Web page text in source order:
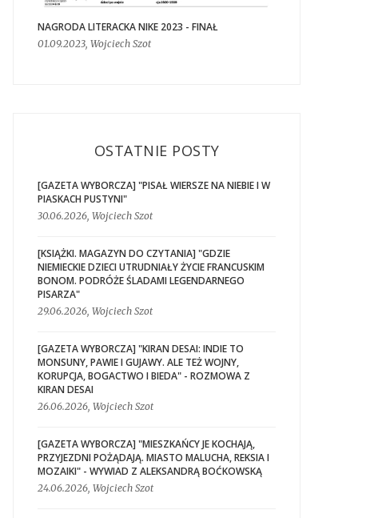
NAGRODA LITERACKA NIKE 2023 - FINAŁ
01.09.2023, Wojciech Szot
OSTATNIE POSTY
[GAZETA WYBORCZA] "PISAŁ WIERSZE NA NIEBIE I W
PIASKACH PUSTYNI"
30.06.2026, Wojciech Szot
[KSIĄŻKI. MAGAZYN DO CZYTANIA] "GDZIE
NIEMIECKIE DZIECI UTRUDNIAŁY ŻYCIE FRANCUSKIM
BONOM. PODRÓŻE ŚLADAMI LEGENDARNEGO
PISARZA"
29.06.2026, Wojciech Szot
[GAZETA WYBORCZA] "KIRAN DESAI: INDIE TO
MONSUNY, PAWIE I GUJAWY. ALE TEŻ WOJNY,
KORUPCJA, BOGACTWO I BIEDA" - ROZMOWA Z
KIRAN DESAI
26.06.2026, Wojciech Szot
[GAZETA WYBORCZA] "MIESZKAŃCY JE KOCHAJĄ,
PRZYJEZDNI POŻĄDAJĄ. MIASTO MALUCHA, REKSIA I
MOZAIKI" - WYWIAD Z ALEKSANDRĄ BOĆKOWSKĄ
24.06.2026, Wojciech Szot